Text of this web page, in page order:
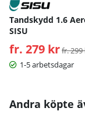
Tandskydd 1.6
SISU
fr. 279 krfr. 299
1-5 arbetsdagar
Andra köpte